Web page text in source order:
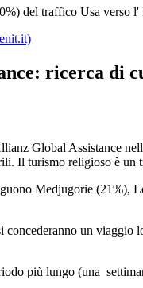
del traffico Usa verso
ricerca di
Global Assistance
Il turismo religioso è un
Medjugorie (21%),
un viaggio
più lungo (una